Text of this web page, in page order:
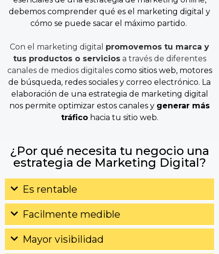
debemos comprender qué es el marketing digital y
cómo se puede sacar el máximo partido.
Con el marketing digital promovemos tu marca y
tus productos o serviciosa través de diferentes
canales de medios digitales como sitios web, motores
de búsqueda, redes sociales y correo electrónico. La
elaboración de una estrategia de marketing digital
nos permite optimizar estos canales y generar más
tráficohacia tu sitio web.
¿Por qué necesita tu negocio una
estrategia de Marketing Digital?
Es rentable
Facilmente medible
Mayor visibilidad